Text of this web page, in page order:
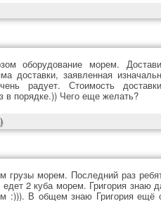
оборудование морем.
доставки, заявленная
радует. Стоимость
в порядке.)) Чего еще желать?
грузы морем. Последний раз
едет 2 куба морем. Григория знаю
:))). В общем знаю Григория